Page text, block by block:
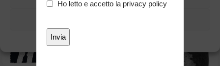
Privacy
Ho letto e accetto la privacy policy